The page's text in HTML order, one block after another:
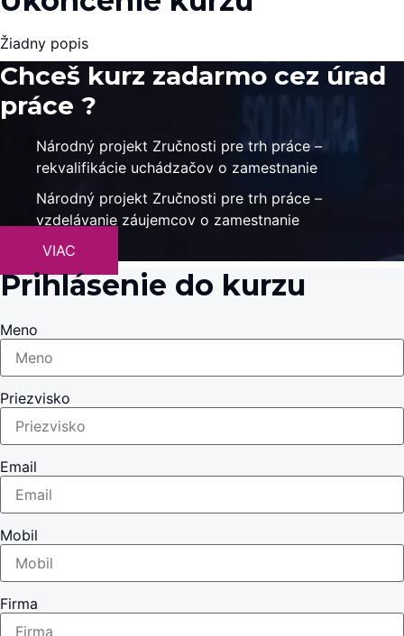
Žiadny popis
Chceš kurz zadarmo cez úrad
práce ?
Národný projekt Zručnosti pre trh práce –
rekvalifikácie uchádzačov o zamestnanie
Národný projekt Zručnosti pre trh práce –
vzdelávanie záujemcov o zamestnanie
VIAC
Prihlásenie do kurzu
Meno
Priezvisko
Email
Mobil
Firma